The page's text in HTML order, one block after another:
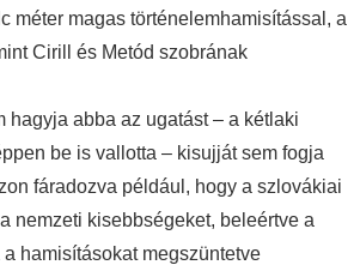
méter magas történelemhamisítással, a
Cirill és Metód szobrának
hagyja abba az ugatást – a kétlaki
be is vallotta – kisujját sem fogja
fáradozva például, hogy a szlovákiai
nemzeti kisebbségeket, beleértve a
hamisításokat megszüntetve